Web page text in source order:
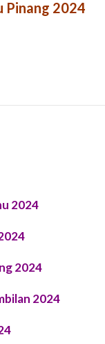
Pinang 2024
2024
2024
2024